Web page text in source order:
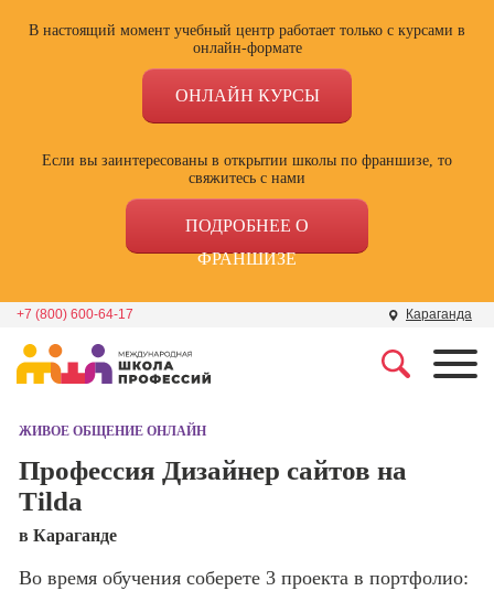
В настоящий момент учебный центр работает только с курсами в
онлайн-формате
ОНЛАЙН КУРСЫ
Если вы заинтересованы в открытии школы по франшизе, то
свяжитесь с нами
ПОДРОБНЕЕ О
ФРАНШИЗЕ
+7 (800) 600-64-17 Караганда
Школа дизайна
Школа нейросетей и
поисковой
сайтов)
ЖИВОЕ ОБЩЕНИЕ ОНЛАЙН
Профессия Дизайнер сайтов на
Tilda
в Караганде
Во время обучения соберете 3 проекта в портфолио: